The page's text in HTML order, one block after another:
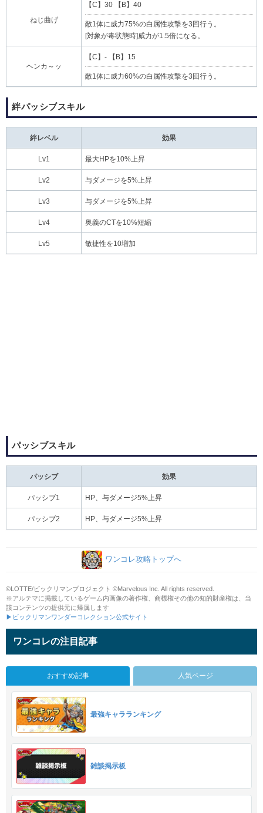
ねじ曲げ
【C】30 【B】40
敵1体に威力75%の白属性攻撃を3回行う。
[対象が毒状態時]威力が1.5倍になる。
ヘンカ～ッ
【C】- 【B】15
敵1体に威力60%の白属性攻撃を3回行う。
絆パッシブスキル
絆レベル 効果
Lv1 最大HPを10%上昇
Lv2 与ダメージを5%上昇
Lv3 与ダメージを5%上昇
Lv4 奥義のCTを10%短縮
Lv5 敏捷性を10増加
パッシブスキル
パッシブ 効果
パッシブ1 HP、与ダメージ5%上昇
パッシブ2 HP、与ダメージ5%上昇
ワンコレ攻略トップへ
©LOTTE/ビックリマンプロジェクト ©Marvelous Inc. All rights reserved.
※アルテマに掲載しているゲーム内画像の著作権、商標権その他の知的財産権は、当
該コンテンツの提供元に帰属します
▶ビックリマンワンダーコレクション公式サイト
ワンコレの注目記事
おすすめ記事 人気ページ
最強キャラランキング
雑談掲示板